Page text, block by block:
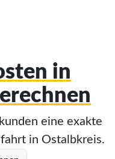
in
eine exakte
in Ostalbkreis.